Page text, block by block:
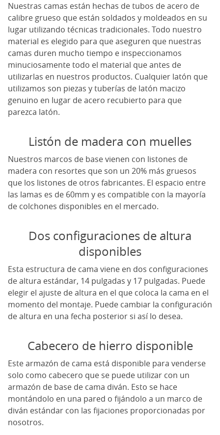
Nuestras camas están hechas de tubos de acero de
calibre grueso que están soldados y moldeados en su
lugar utilizando técnicas tradicionales. Todo nuestro
material es elegido para que aseguren que nuestras
camas duren mucho tiempo e inspeccionamos
minuciosamente todo el material que antes de
utilizarlas en nuestros productos. Cualquier latón que
utilizamos son piezas y tuberías de latón macizo
genuino en lugar de acero recubierto para que
parezca latón.
Listón de madera con muelles
Nuestros marcos de base vienen con listones de
madera con resortes que son un 20% más gruesos
que los listones de otros fabricantes. El espacio entre
las lamas es de 60mm y es compatible con la mayoría
de colchones disponibles en el mercado.
Dos configuraciones de altura
disponibles
Esta estructura de cama viene en dos configuraciones
de altura estándar, 14 pulgadas y 17 pulgadas. Puede
elegir el ajuste de altura en el que coloca la cama en el
momento del montaje. Puede cambiar la configuración
de altura en una fecha posterior si así lo desea.
Cabecero de hierro disponible
Este armazón de cama está disponible para venderse
solo como cabecero que se puede utilizar con un
armazón de base de cama diván. Esto se hace
montándolo en una pared o fijándolo a un marco de
diván estándar con las fijaciones proporcionadas por
nosotros.